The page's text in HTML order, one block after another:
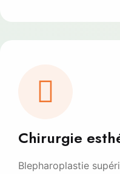
Chirurgie
Blepharoplastie